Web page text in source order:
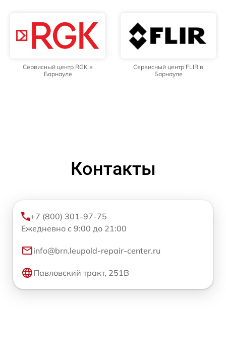
Сервисный центр RGK в
Барнауле
Сервисный центр FLIR в
Барнауле
Контакты
+7 (800) 301-97-75
Ежедневно с 9:00 до 21:00
info@brn.leupold-repair-center.ru
Павловский тракт, 251В